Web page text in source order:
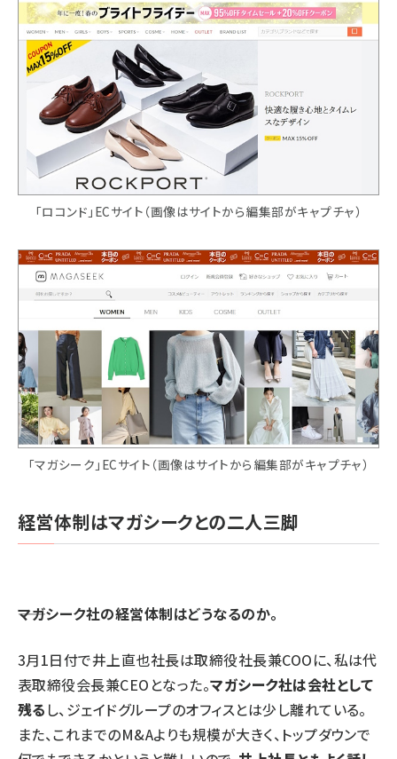
「ロコンド」ECサイト（画像はサイトから編集部がキャプチャ）
「マガシーク」ECサイト（画像はサイトから編集部がキャプチャ）
経営体制はマガシークとの二人三脚
――マガシーク社の経営体制はどうなるのか。
3月1日付で井上直也社長は取締役社長兼COOに、私は代
表取締役会長兼CEOとなった。マガシーク社は会社として
残る し、ジェイドグループのオフィスとは少し離れている。
また、これまでのM&Aよりも規模が大きく、トップダウンで